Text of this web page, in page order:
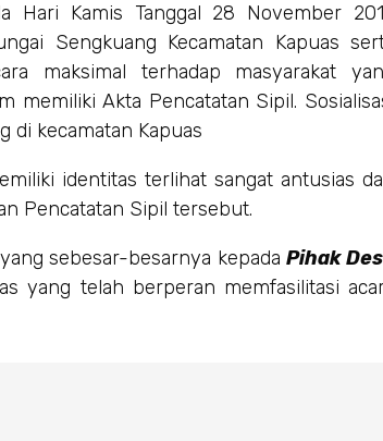
Hari Kamis Tanggal 28 November
Sengkuang Kecamatan Kapuas
maksimal terhadap masyarakat
memiliki Akta Pencatatan Sipil.
di kecamatan Kapuas
identitas terlihat sangat antusias
Pencatatan Sipil tersebut.
sebesar-besarnya kepada Pihak
yang telah berperan memfasilitasi